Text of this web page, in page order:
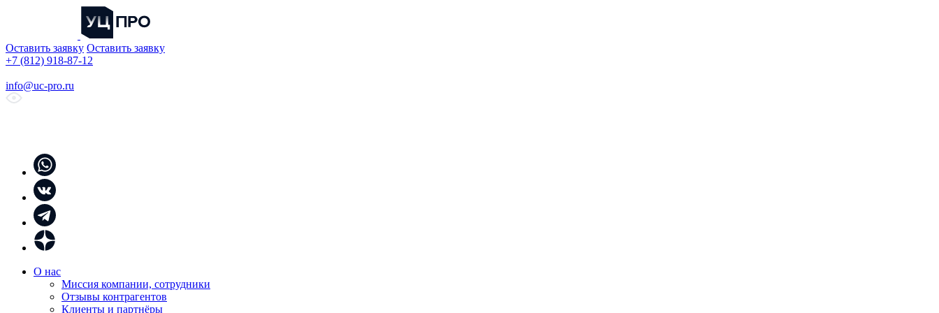
Оставить заявку Оставить заявку
+7 (812) 918-87-12
info@uc-pro.ru
О нас
Миссия компании, сотрудники
Отзывы контрагентов
Клиенты и партнёры